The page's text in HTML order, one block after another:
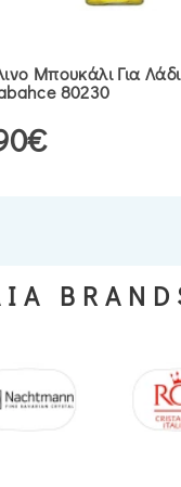
Μπουκάλι Για
80230